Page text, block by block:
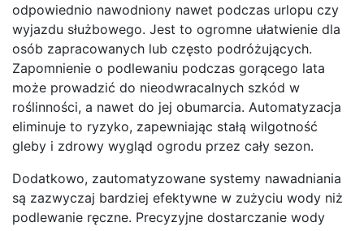
odpowiednio nawodniony nawet podczas urlopu czy
wyjazdu służbowego. Jest to ogromne ułatwienie dla
osób zapracowanych lub często podróżujących.
Zapomnienie o podlewaniu podczas gorącego lata
może prowadzić do nieodwracalnych szkód w
roślinności, a nawet do jej obumarcia. Automatyzacja
eliminuje to ryzyko, zapewniając stałą wilgotność
gleby i zdrowy wygląd ogrodu przez cały sezon.
Dodatkowo, zautomatyzowane systemy nawadniania
są zazwyczaj bardziej efektywne w zużyciu wody niż
podlewanie ręczne. Precyzyjne dostarczanie wody